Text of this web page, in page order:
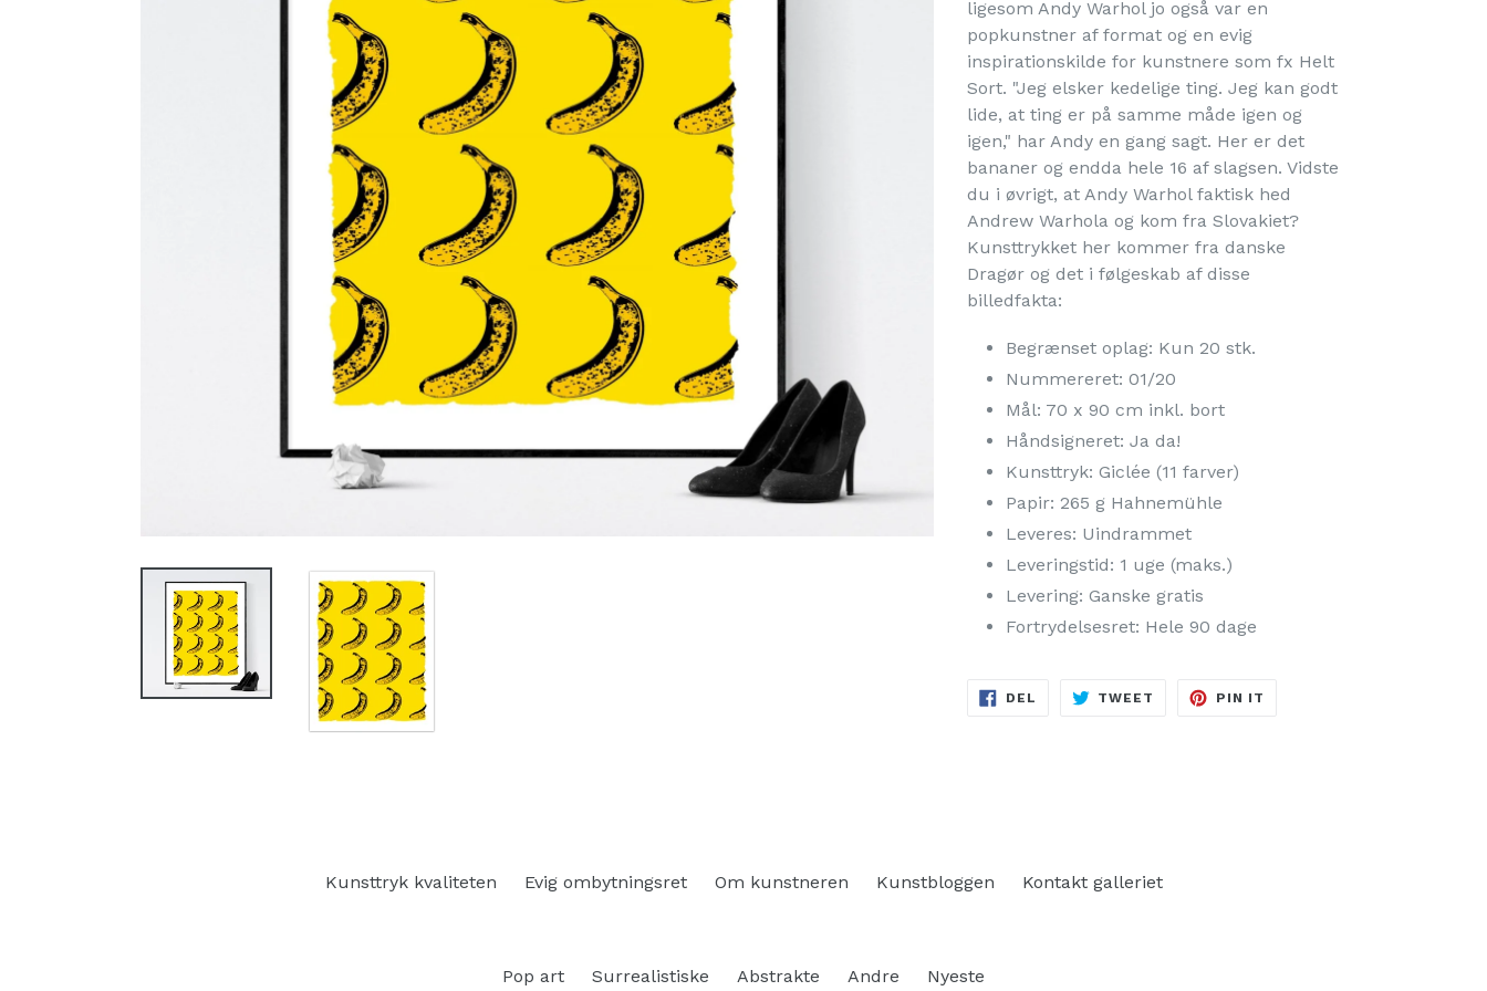
ligesom Andy Warhol jo også var en
popkunstner af format og en evig
inspirationskilde for kunstnere som fx Helt
Sort. "Jeg elsker kedelige ting. Jeg kan godt
lide, at ting er på samme måde igen og
igen," har Andy en gang sagt. Her er det
bananer og endda hele 16 af slagsen. Vidste
du i øvrigt, at Andy Warhol faktisk hed
Andrew Warhola og kom fra Slovakiet?
Kunsttrykket her kommer fra danske
Dragør og det i følgeskab af disse
billedfakta:
Begrænset oplag: Kun 20 stk.
Nummereret: 01/20
Mål: 70 x 90 cm inkl. bort
Håndsigneret: Ja da!
Kunsttryk: Giclée (11 farver)
Papir: 265 g Hahnemühle
Leveres: Uindrammet
Leveringstid: 1 uge (maks.)
Levering: Ganske gratis
Fortrydelsesret: Hele 90 dage
DEL TWEET TWEET
PIN IT
Kunsttryk kvaliteten Evig ombytningsret Om kunstneren Kunstbloggen Kontakt galleriet
Pop art Surrealistiske Abstrakte Andre Nyeste